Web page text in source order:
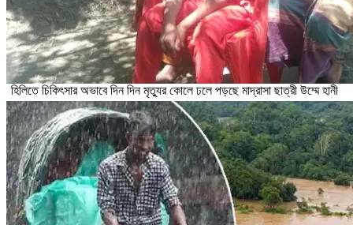
হিলিতে চিকিৎসার অভাবে দিন দিন মৃত্যুর কোলে ঢলে পড়ছে মাদ্রাসা ছাত্রী উম্মে হানী